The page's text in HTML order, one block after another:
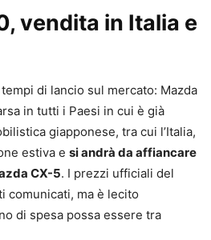
vendita in Italia e
di lancio sul mercato: Mazda
in tutti i Paesi in cui è già
giapponese, tra cui l’Italia,
estiva e si andrà da affiancare
CX-5. I prezzi ufficiali del
comunicati, ma è lecito
di spesa possa essere tra